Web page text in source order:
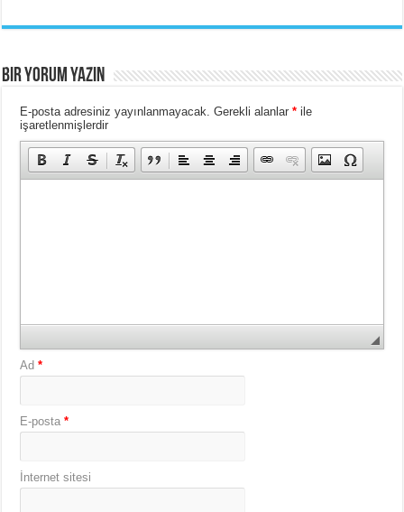
BIR YORUM YAZIN
E-posta adresiniz yayınlanmayacak. Gerekli alanlar* ile
işaretlenmişlerdir
Ad*
E-posta*
İnternet sitesi